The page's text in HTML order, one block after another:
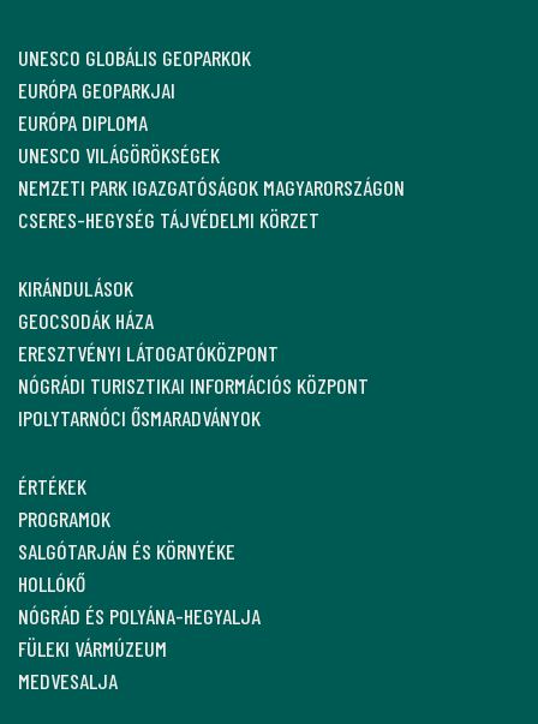
UNESCO GLOBÁLIS GEOPARKOK
EURÓPA GEOPARKJAI
EURÓPA DIPLOMA
UNESCO VILÁGÖRÖKSÉGEK
NEMZETI PARK IGAZGATÓSÁGOK MAGYARORSZÁGON
CSERES-HEGYSÉG TÁJVÉDELMI KÖRZET
KIRÁNDULÁSOK
GEOCSODÁK HÁZA
ERESZTVÉNYI LÁTOGATÓKÖZPONT
NÓGRÁDI TURISZTIKAI INFORMÁCIÓS KÖZPONT
IPOLYTARNÓCI ŐSMARADVÁNYOK
ÉRTÉKEK
PROGRAMOK
SALGÓTARJÁN ÉS KÖRNYÉKE
HOLLÓKŐ
NÓGRÁD ÉS POLYÁNA-HEGYALJA
FÜLEKI VÁRMÚZEUM
MEDVESALJA